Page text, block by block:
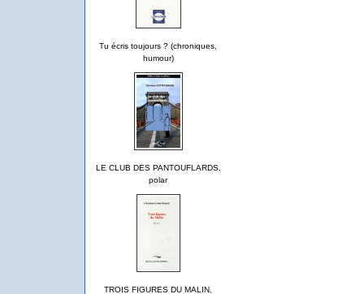
Tu écris toujours ? (chroniques,
humour)
LE CLUB DES PANTOUFLARDS,
polar
TROIS FIGURES DU MALIN,